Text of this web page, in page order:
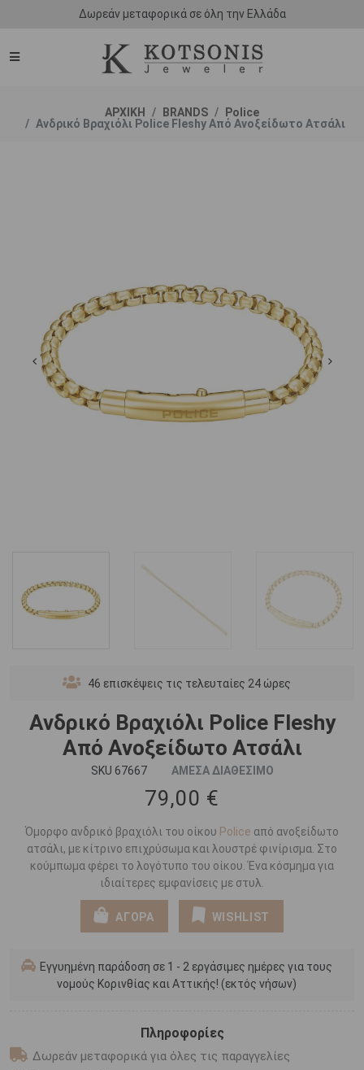
Δωρεάν μεταφορικά σε όλη την Ελλάδα
ΑΡΧΙΚΗ BRANDS
Police
Ανδρικό Βραχιόλι Police Fleshy Από Ανοξείδωτο Ατσάλι
46 επισκέψεις τις τελευταίες 24 ώρες
Ανδρικό Βραχιόλι Police Fleshy
Από Ανοξείδωτο Ατσάλι
SKU 67667 ΑΜΕΣΑ ΔΙΑΘΕΣΙΜΟ
79,00 €
Όμορφο ανδρικό βραχιόλι του οίκου Police από ανοξείδωτο
ατσάλι, με κίτρινο επιχρύσωμα και λουστρέ φινίρισμα. Στο
κούμπωμα φέρει το λογότυπο του οίκου. Ένα κόσμημα για
ιδιαίτερες εμφανίσεις με στυλ.
ΑΓΟΡΑ WISHLIST
Εγγυημένη παράδοση σε 1 - 2 εργάσιμες ημέρες για τους
νομούς Κορινθίας και Αττικής! (εκτός νήσων)
Πληροφορίες
Δωρεάν μεταφορικά για όλες τις παραγγελίες